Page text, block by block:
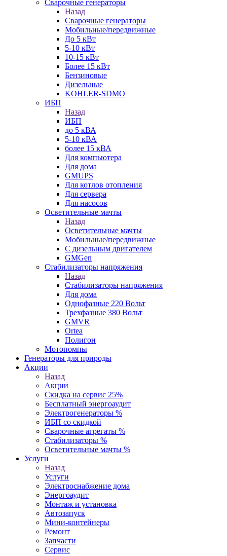
Сварочные генераторы
Назад
Сварочные генераторы
Мобильные/передвижные
До 5 кВт
5-10 кВт
10-15 кВт
Более 15 кВт
Бензиновые
Дизельные
KOHLER-SDMO
ИБП
Назад
ИБП
до 5 кВА
5-10 кВА
более 15 кВА
Для компьютера
Для дома
GMUPS
Для котлов отопления
Для сервера
Для насосов
Осветительные мачты
Назад
Осветительные мачты
Мобильные/передвижные
С дизельным двигателем
GMGen
Стабилизаторы напряжения
Назад
Стабилизаторы напряжения
Для дома
Однофазные 220 Вольт
Трехфазные 380 Вольт
GMVR
Ortea
Полигон
Мотопомпы
Генераторы для природы
Акции
Назад
Акции
Скидка на сервис 25%
Бесплатный энергоаудит
Электрогенераторы %
ИБП со скидкой
Сварочные агрегаты %
Стабилизаторы %
Осветительные мачты %
Услуги
Назад
Услуги
Электроснабжение дома
Энергоаудит
Монтаж и установка
Автозапуск
Мини-контейнеры
Ремонт
Запчасти
Сервис